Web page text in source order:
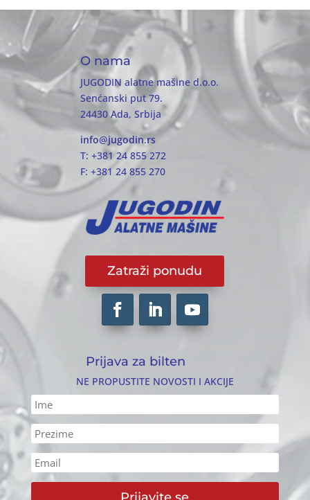
O nama
JUGODIN alatne mašine d.o.o.
Senćanski put 79.
24430 Ada, Srbija
info@jugodin.rs
T: +381 24 855 272
F: +381 24 855 270
Zatraži ponudu
Prijava za bilten
NE PROPUSTITE NOVOSTI I AKCIJE